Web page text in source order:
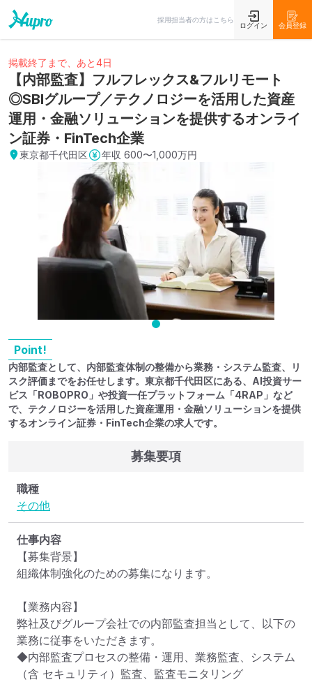
採用担当者の方はこちら
ログイン 会員登録
掲載終了まで、あと4日
【内部監査】フルフレックス&フルリモート
◎SBIグループ／テクノロジーを活用した資産
運用・金融ソリューションを提供するオンライ
ン証券・FinTech企業
東京都千代田区 年収 600〜1,000万円
Point!
内部監査として、内部監査体制の整備から業務・システム監査、リ
スク評価までをお任せします。東京都千代田区にある、AI投資サー
ビス「ROBOPRO」や投資一任プラットフォーム「4RAP」など
で、テクノロジーを活用した資産運用・金融ソリューションを提供
するオンライン証券・FinTech企業の求人です。
募集要項
職種
その他
仕事内容
【募集背景】
組織体制強化のための募集になります。
【業務内容】
弊社及びグループ会社での内部監査担当として、以下の
業務に従事をいただきます。
◆内部監査プロセスの整備・運用、業務監査、システム
（含 セキュリティ）監査、監査モニタリング